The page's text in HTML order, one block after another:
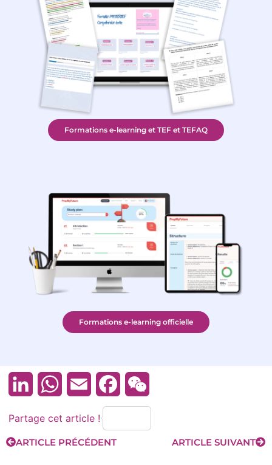
Formations e-learning et TEF et TEFAQ
Formations e-learning officielle
LinkedInWhatsApp
Email Facebook
Partage cet article !
ARTICLE PRÉCÉDENT ARTICLE SUIVANT